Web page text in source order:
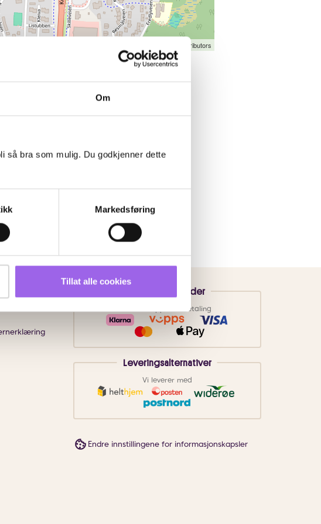
Om
så bra som mulig. Du godkjenner dette
Markedsføring
Tillat alle cookies
contributors
Betalingsmetoder
Kortbetaling
Leveringsalternativer
Vi leverer med
Endre innstillingene for informasjonskapsler